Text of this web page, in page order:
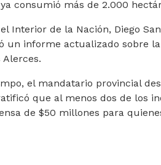
consumió más de 2.000
Interior de la Nación, Diego
un informe actualizado sobre
Alerces.
el mandatario provincial
que al menos dos de los
de $50 millones para